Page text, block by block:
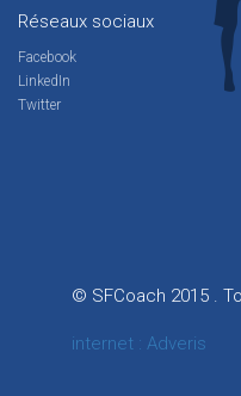
Réseaux sociaux
Facebook
LinkedIn
Twitter
© SFCoach 2015 .
internet : Adveris